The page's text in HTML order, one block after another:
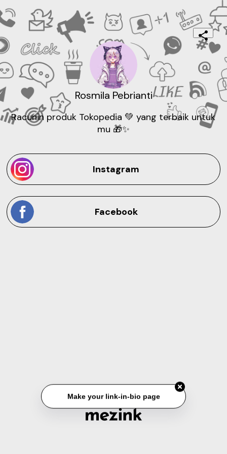
Rosmila Pebrianti
Racunin produk Tokopedia 💚 yang terbaik untuk
mu 🎁✨
Instagram
Facebook
Make your link-in-bio page